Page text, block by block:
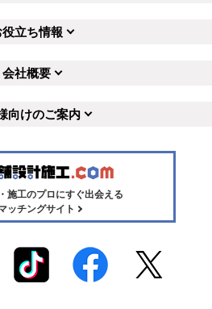
役立ち情報
会社概要
向けのご案内
施工のプロにすぐ出会える
ッチングサイト